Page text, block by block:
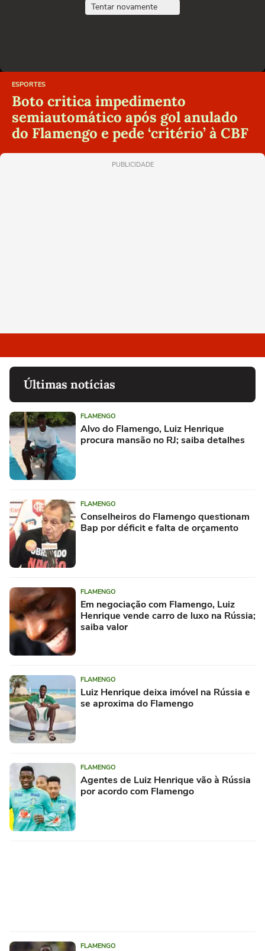
Tentar novamente
ESPORTES
Boto critica impedimento
semiautomático após gol anulado
do Flamengo e pede ‘critério’ à CBF
PUBLICIDADE
Últimas notícias
FLAMENGO
Alvo do Flamengo, Luiz Henrique
procura mansão no RJ; saiba detalhes
FLAMENGO
Conselheiros do Flamengo questionam
Bap por déficit e falta de orçamento
FLAMENGO
Em negociação com Flamengo, Luiz
Henrique vende carro de luxo na Rússia;
saiba valor
FLAMENGO
Luiz Henrique deixa imóvel na Rússia e
se aproxima do Flamengo
FLAMENGO
Agentes de Luiz Henrique vão à Rússia
por acordo com Flamengo
FLAMENGO